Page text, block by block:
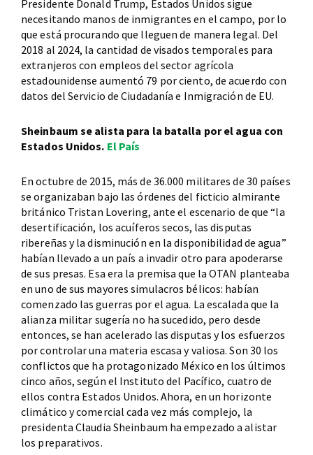
Presidente Donald Trump, Estados Unidos sigue
necesitando manos de inmigrantes en el campo, por lo
que está procurando que lleguen de manera legal. Del
2018 al 2024, la cantidad de visados temporales para
extranjeros con empleos del sector agrícola
estadounidense aumentó 79 por ciento, de acuerdo con
datos del Servicio de Ciudadanía e Inmigración de EU.
Sheinbaum se alista para la batalla por el agua con
Estados Unidos. El País
En octubre de 2015, más de 36.000 militares de 30 países
se organizaban bajo las órdenes del ficticio almirante
británico Tristan Lovering, ante el escenario de que “la
desertificación, los acuíferos secos, las disputas
ribereñas y la disminución en la disponibilidad de agua”
habían llevado a un país a invadir otro para apoderarse
de sus presas. Esa era la premisa que la OTAN planteaba
en uno de sus mayores simulacros bélicos: habían
comenzado las guerras por el agua. La escalada que la
alianza militar sugería no ha sucedido, pero desde
entonces, se han acelerado las disputas y los esfuerzos
por controlar una materia escasa y valiosa. Son 30 los
conflictos que ha protagonizado México en los últimos
cinco años, según el Instituto del Pacífico, cuatro de
ellos contra Estados Unidos. Ahora, en un horizonte
climático y comercial cada vez más complejo, la
presidenta Claudia Sheinbaum ha empezado a alistar
los preparativos.